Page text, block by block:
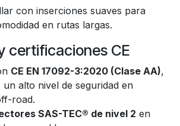
con inserciones suaves para
en rutas largas.
certificaciones CE
CE EN 17092-3:2020 (Clase AA),
alto nivel de seguridad en
road.
SAS-TEC® de nivel 2 en